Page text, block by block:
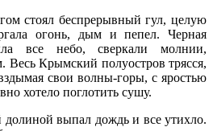
стоял беспрерывный гул, целую
огонь, дым и пепел. Черная
все небо, сверкали молнии,
Весь Крымский полуостров трясся,
свои волны-горы, с яростью
хотело поглотить сушу.
долиной выпал дождь и все утихло.